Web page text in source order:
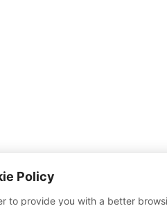
Policy
to provide you with a better